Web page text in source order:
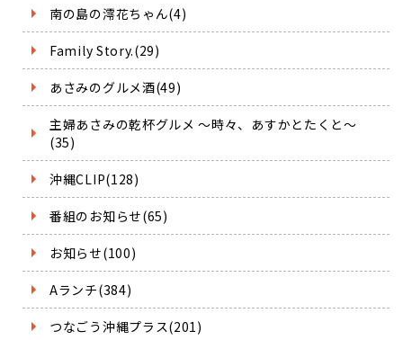
南の島の澪花ちゃん(4)
Family Story.(29)
あさみのグルメ酒(49)
主婦あさみの乾杯グルメ ～時々、あすかとたくと～
(35)
沖縄CLIP(128)
番組のお知らせ(65)
お知らせ(100)
Aランチ(384)
つなごう沖縄プラス(201)